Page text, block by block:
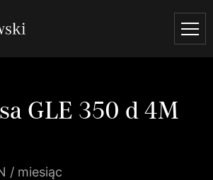
GLE 350 d 4M
/ miesiąc